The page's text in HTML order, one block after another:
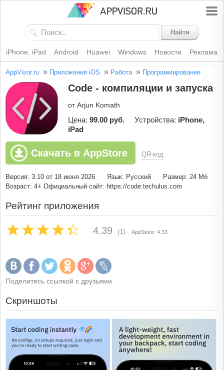
Найти
iPhone, iPad Android Huawei Windows Новости Реклама
AppVisor.ru » Приложения iOS » Работа » Программирование
Code - компиляции и запуска
от Arjun Komath
Цена: 99.00 руб. Устройства: iPhone,
iPad
Скачать в AppStore QR-код
Версия: 3.10 от 18 июня 2026 Язык: Русский
Размер: 24 Мб
Возраст: 4+ Официальный сайт: https://code.techulus.com
Рейтинг приложения
4.39 (1) AppStore: 4.33
Поделитесь ссылкой с друзьями
Скриншоты